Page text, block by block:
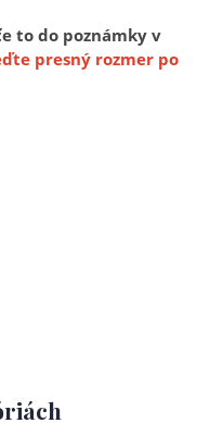
to do poznámky v
presný rozmer po